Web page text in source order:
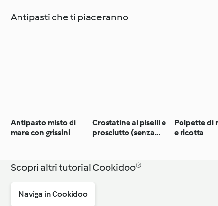
Antipasti che ti piaceranno
Antipasto misto di
mare con grissini
Crostatine ai piselli e
prosciutto (senza
Polpette di
e ricotta
Scopri altri tutorial Cookidoo®
Naviga in Cookidoo